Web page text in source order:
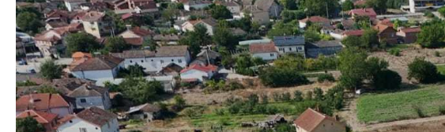
Аграр
Природни Богатства
Совет на општината
ЈПКД Росоман - Росоман
ООУ Пере Тошев